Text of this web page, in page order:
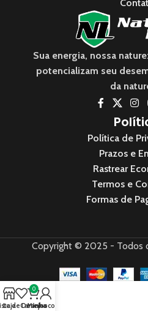
Sua energia, nossa
potencializam seu
da
Política de
Prazos e
Rastrear
Termos e
Formas de
Copyright © 2025 - Todos
Lojade Desejos
0
Carrinho
Minha conta